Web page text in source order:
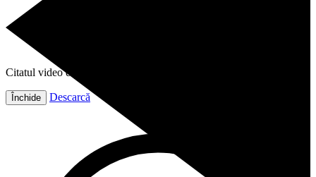
Citatul video este gata!
Închide Descarcă